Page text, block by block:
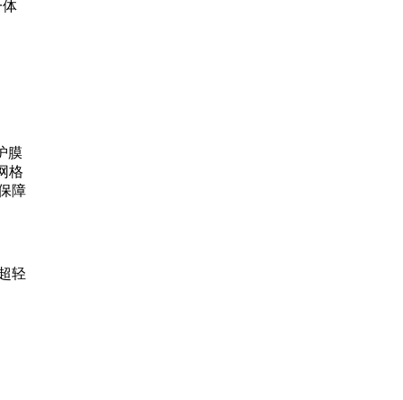
体
膜
格
障
轻